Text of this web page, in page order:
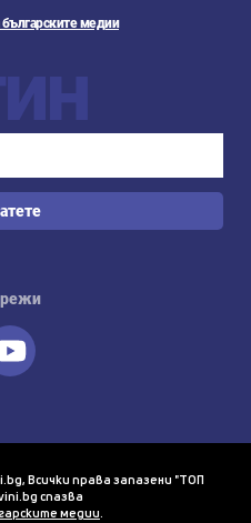
медии
Всички права запазени "ТОП
спазва
медии.